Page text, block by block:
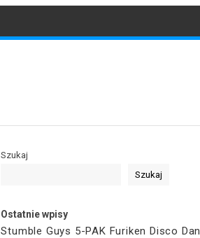
Szukaj
Szukaj
Ostatnie wpisy
Stumble Guys 5-PAK Furiken Disco Dan